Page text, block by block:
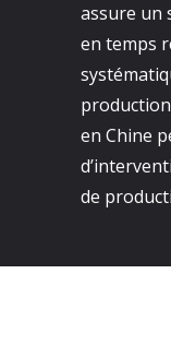
assure un
en temps
en Chine
de